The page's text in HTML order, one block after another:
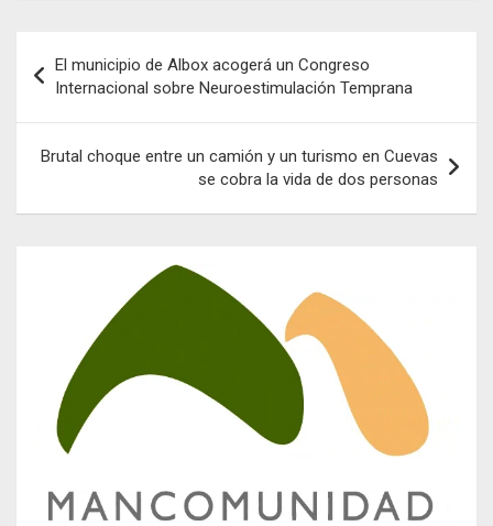
de
entradas
El municipio de Albox acogerá un Congreso
Internacional sobre Neuroestimulación Temprana
Brutal choque entre un camión y un turismo en Cuevas
se cobra la vida de dos personas